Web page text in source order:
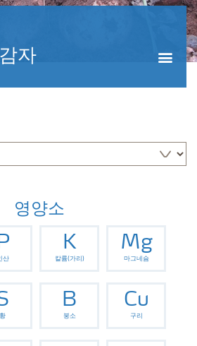
자
영양소
P
산
K
칼륨(가리)
Mg
마그네슘
황
B
붕소
Cu
구리